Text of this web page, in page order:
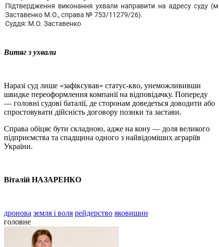
Витяг з ухвали
Наразі суд лише «зафіксував» статус-кво, унеможлививши
швидке переоформлення компанії на відповідачку. Попереду
— головні судові баталії, де сторонам доведеться доводити або
спростовувати дійсність договору позики та застави.
Справа обіцяє бути складною, адже на кону — доля великого
підприємства та спадщина одного з найвідоміших аграріїв
України.
Віталій НАЗАРЕНКО
дронова земля і воля рейдерство яковишин
головне